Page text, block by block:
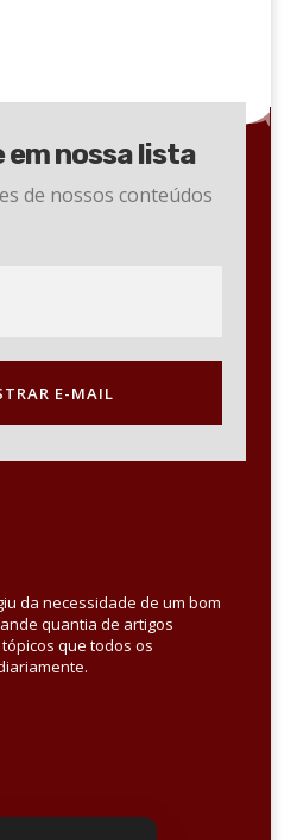
nossa lista
de nossos conteúdos
E-MAIL
da necessidade de um bom
quantia de artigos
que todos os